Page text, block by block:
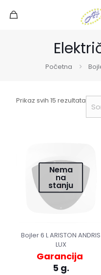
Početna
Prikaz svih 15 rezultata
by
Nema
na
stanju
Bojler 6 L ARISTON ANDRIS
LUX
Garancija
5 g.